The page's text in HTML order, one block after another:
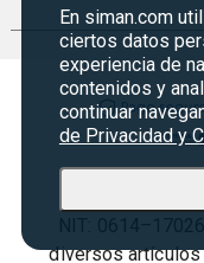
En siman.com
ciertos datos
experiencia de
contenidos y
continuar
de Privacidad y
Política
diversos artículos